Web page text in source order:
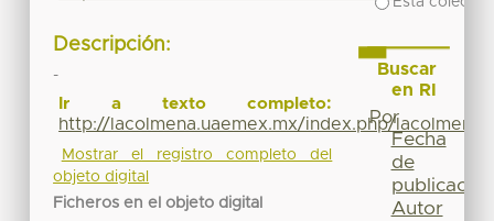
Descripción:
-
Ir a texto completo:
http://lacolmena.uaemex.mx/index.php/
Mostrar el registro completo del
objeto digital
Ficheros en el objeto digital
Buscar
en RI
Por
Fecha
de
publicación
Autor